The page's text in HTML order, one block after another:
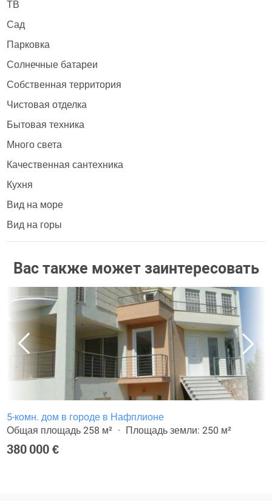
ТВ
Сад
Парковка
Солнечные батареи
Собственная территория
Чистовая отделка
Бытовая техника
Много света
Качественная сантехника
Кухня
Вид на море
Вид на горы
Вас также может заинтересовать
5-комн. дом в городе в Нафплионе
Общая площадь 258 м²
Площадь земли: 250 м²
380 000 €